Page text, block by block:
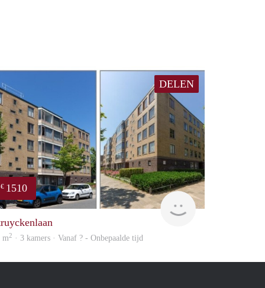
DELEN
€ 1510
finder
m2 · 3 kamers · Vanaf ? - Onbepaalde tijd